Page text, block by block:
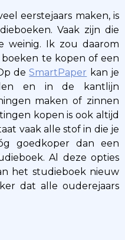
eerstejaars maken, is
Vaak zijn die
weinig. Ik zou daarom
te kopen of een
deSmartPaper kan je
en in de kantlijn
maken of zinnen
kopen is ook altijd
vaak alle stof in die je
goedkoper dan een
Al deze opties
het studieboek nieuw
dat alle ouderejaars